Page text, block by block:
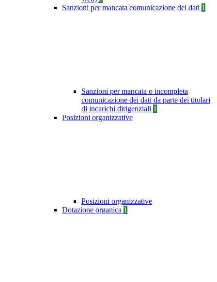
Sanzioni per mancata comunicazione dei dati 1
Sanzioni per mancata o incompleta
comunicazione dei dati da parte dei titolari
di incarichi dirigenziali 1
Posizioni organizzative
Posizioni organizzative
Dotazione organica 1